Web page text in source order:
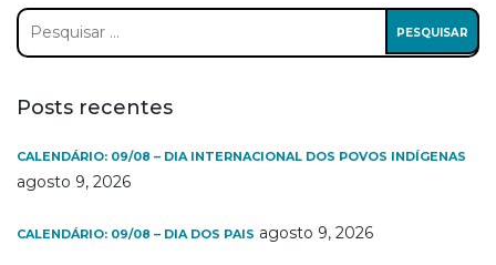
Pesquisar
por:
Posts recentes
CALENDÁRIO: 09/08 – DIA INTERNACIONAL DOS POVOS INDÍGENAS
agosto 9, 2026
CALENDÁRIO: 09/08 – DIA DOS PAIS agosto 9, 2026